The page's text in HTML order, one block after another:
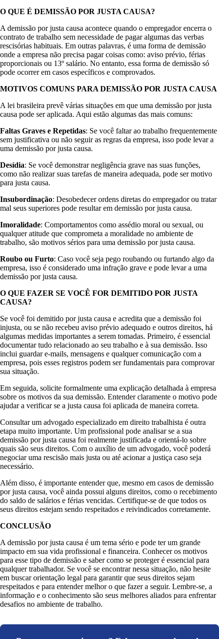
O QUE É DEMISSÃO POR JUSTA CAUSA?
A demissão por justa causa acontece quando o empregador encerra o
contrato de trabalho sem necessidade de pagar algumas das verbas
rescisórias habituais. Em outras palavras, é uma forma de demissão
onde a empresa não precisa pagar coisas como: aviso prévio, férias
proporcionais ou 13º salário. No entanto, essa forma de demissão só
pode ocorrer em casos específicos e comprovados.
MOTIVOS COMUNS PARA DEMISSÃO POR JUSTA CAUSA
A lei brasileira prevê várias situações em que uma demissão por justa
causa pode ser aplicada. Aqui estão algumas das mais comuns:
Faltas Graves e Repetidas: Se você faltar ao trabalho frequentemente
sem justificativa ou não seguir as regras da empresa, isso pode levar a
uma demissão por justa causa.
Desídia: Se você demonstrar negligência grave nas suas funções,
como não realizar suas tarefas de maneira adequada, pode ser motivo
para justa causa.
Insubordinação: Desobedecer ordens diretas do empregador ou tratar
mal seus superiores pode resultar em demissão por justa causa.
Imoralidade: Comportamentos como assédio moral ou sexual, ou
qualquer atitude que comprometa a moralidade no ambiente de
trabalho, são motivos sérios para uma demissão por justa causa.
Roubo ou Furto: Caso você seja pego roubando ou furtando algo da
empresa, isso é considerado uma infração grave e pode levar a uma
demissão por justa causa.
O QUE FAZER SE VOCÊ FOR DEMITIDO POR JUSTA
CAUSA?
Se você foi demitido por justa causa e acredita que a demissão foi
injusta, ou se não recebeu aviso prévio adequado e outros direitos, há
algumas medidas importantes a serem tomadas. Primeiro, é essencial
documentar tudo relacionado ao seu trabalho e à sua demissão. Isso
inclui guardar e-mails, mensagens e qualquer comunicação com a
empresa, pois esses registros podem ser fundamentais para comprovar
sua situação.
Em seguida, solicite formalmente uma explicação detalhada à empresa
sobre os motivos da sua demissão. Entender claramente o motivo pode
ajudar a verificar se a justa causa foi aplicada de maneira correta.
Consultar um advogado especializado em direito trabalhista é outra
etapa muito importante. Um profissional pode analisar se a sua
demissão por justa causa foi realmente justificada e orientá-lo sobre
quais são seus direitos. Com o auxílio de um advogado, você poderá
negociar uma rescisão mais justa ou até acionar a justiça caso seja
necessário.
Além disso, é importante entender que, mesmo em casos de demissão
por justa causa, você ainda possui alguns direitos, como o recebimento
do saldo de salários e férias vencidas. Certifique-se de que todos os
seus direitos estejam sendo respeitados e reivindicados corretamente.
CONCLUSÃO
A demissão por justa causa é um tema sério e pode ter um grande
impacto em sua vida profissional e financeira. Conhecer os motivos
para esse tipo de demissão e saber como se proteger é essencial para
qualquer trabalhador. Se você se encontrar nessa situação, não hesite
em buscar orientação legal para garantir que seus direitos sejam
respeitados e para entender melhor o que fazer a seguir. Lembre-se, a
informação e o conhecimento são seus melhores aliados para enfrentar
desafios no ambiente de trabalho.